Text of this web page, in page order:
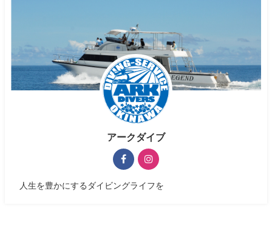
アークダイブ
人生を豊かにするダイビングライフを